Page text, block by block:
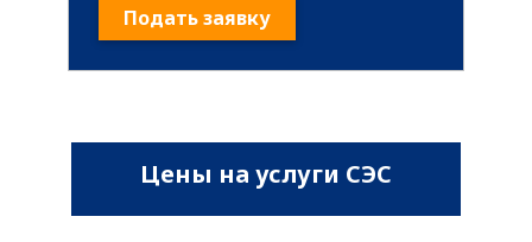
Подать заявку
Цены на услуги СЭС